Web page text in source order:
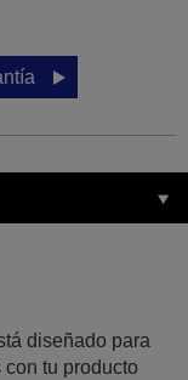
diseñado para
tu producto